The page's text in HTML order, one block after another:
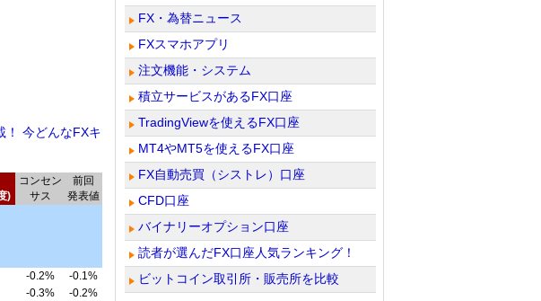
！ 今どんなFXキ
)
コンセン
サス
前回
発表値
-0.2%
-0.1%
-0.3% -0.2%
FX・為替ニュース
FXスマホアプリ
注文機能・システム
積立サービスがあるFX口座
TradingViewを使えるFX口座
MT4やMT5を使えるFX口座
FX自動売買（シストレ）口座
CFD口座
バイナリーオプション口座
読者が選んだFX口座人気ランキング！
ビットコイン取引所・販売所を比較